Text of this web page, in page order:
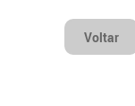
Voltar